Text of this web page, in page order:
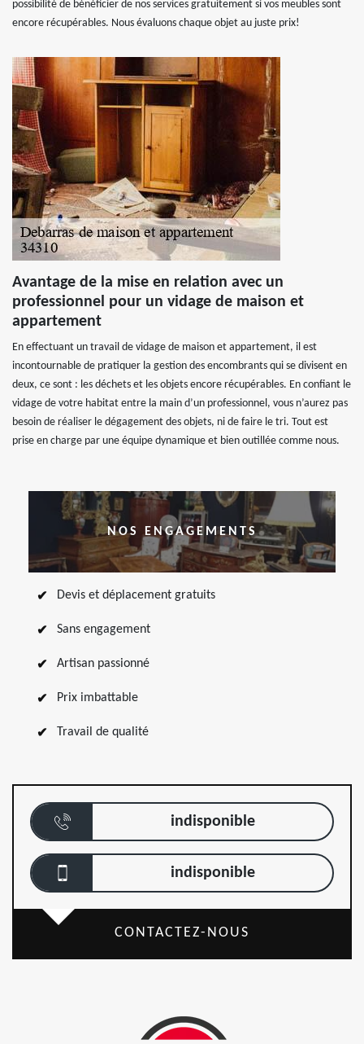
possibilité de bénéficier de nos services gratuitement si vos meubles sont
encore récupérables. Nous évaluons chaque objet au juste prix!
Avantage de la mise en relation avec un
professionnel pour un vidage de maison et
appartement
En effectuant un travail de vidage de maison et appartement, il est
incontournable de pratiquer la gestion des encombrants qui se divisent en
deux, ce sont : les déchets et les objets encore récupérables. En confiant le
vidage de votre habitat entre la main d’un professionnel, vous n’aurez pas
besoin de réaliser le dégagement des objets, ni de faire le tri. Tout est
prise en charge par une équipe dynamique et bien outillée comme nous.
NOS ENGAGEMENTS
Devis et déplacement gratuits
Sans engagement
Artisan passionné
Prix imbattable
Travail de qualité
indisponible
indisponible
CONTACTEZ-NOUS